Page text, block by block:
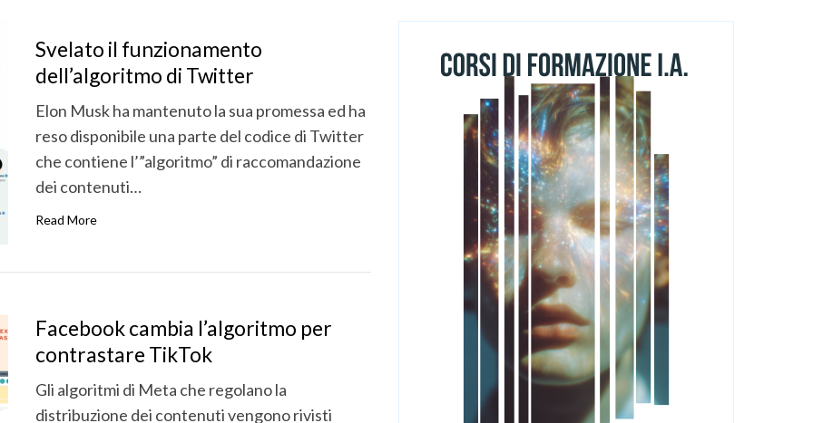
Svelato il funzionamento
dell’algoritmo di Twitter
Elon Musk ha mantenuto la sua promessa ed ha
reso disponibile una parte del codice di Twitter
che contiene l’”algoritmo” di raccomandazione
dei contenuti…
Read More
Facebook cambia l’algoritmo per
contrastare TikTok
Gli algoritmi di Meta che regolano la
distribuzione dei contenuti vengono rivisti